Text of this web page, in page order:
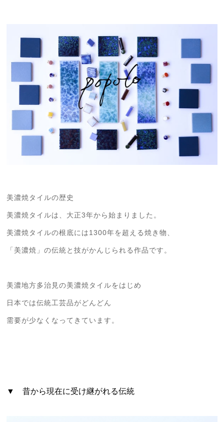
美濃焼タイルの歴史
美濃焼タイルは、大正3年から始まりました。
美濃焼タイルの根底には1300年を超える焼き物、
「美濃焼」の伝統と技がかんじられる作品です。
美濃地方多治見の美濃焼タイルをはじめ
日本では伝統工芸品がどんどん
需要が少なくなってきています。
▼ 昔から現在に受け継がれる伝統